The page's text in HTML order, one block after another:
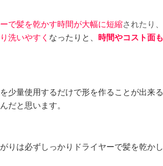
ーで髪を乾かす時間が大幅に短縮されたり、
洗いやすく なったりと、
時間やコスト面も
少量使用するだけで形を作ることが出来る
だと思います。
りは必ずしっかりドライヤーで髪を乾かし